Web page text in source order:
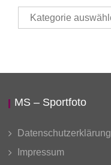
Thema
auswählen
MS – Sportfoto
Datenschutzerklärung
Impressum